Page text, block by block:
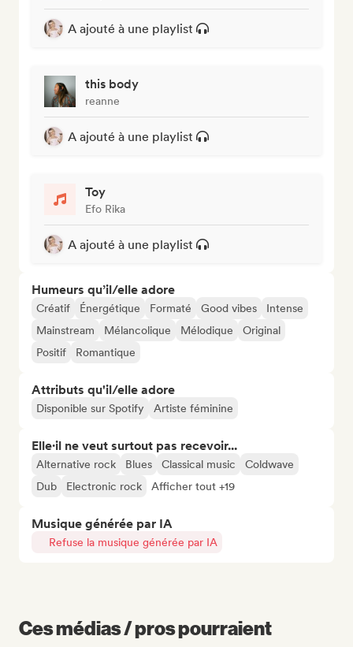
A ajouté à une playlist
this body
reanne
A ajouté à une playlist
Toy
Efo Rika
A ajouté à une playlist
Humeurs qu’il/elle adore
Créatif Énergétique Formaté Good vibes
Intense
Mainstream
Mélancolique Mélodique
Original
Positif
Romantique
Attributs qu'il/elle adore
Disponible sur Spotify Artiste féminine
Elle·il ne veut surtout pas recevoir...
Alternative rock Blues Classical music
Coldwave
Dub
Electronic rock Afficher tout +19
Musique générée par IA
Refuse la musique générée par IA
Ces médias / pros pourraient